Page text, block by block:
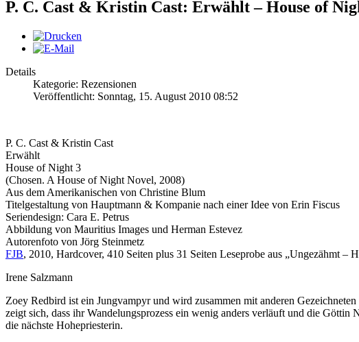
P. C. Cast & Kristin Cast: Erwählt – House of
Details
Kategorie: Rezensionen
Veröffentlicht: Sonntag, 15. August 2010 08:52
P. C. Cast & Kristin Cast
Erwählt
House of Night 3
(Chosen. A House of Night Novel, 2008)
Aus dem Amerikanischen von Christine Blum
Titelgestaltung von Hauptmann & Kompanie nach einer Idee von Erin Fiscus
Seriendesign: Cara E. Petrus
Abbildung von Mauritius Images und Herman Estevez
Autorenfoto von Jörg Steinmetz
FJB, 2010, Hardcover, 410 Seiten plus 31 Seiten Leseprobe aus „Ungezähmt
Irene Salzmann
Zoey Redbird ist ein Jungvampyr und wird zusammen mit anderen
zeigt sich, dass ihr Wandelungsprozess ein wenig anders verläuft und die
die nächste Hohepriesterin.